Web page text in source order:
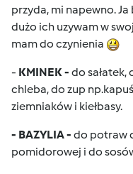
przyda, mi napewno.
dużo ich uzywam w
mam do czynienia
- KMINEK - do
chleba, do zup
ziemniaków i kiełbasy.
- BAZYLIA - do potraw
pomidorowej i do